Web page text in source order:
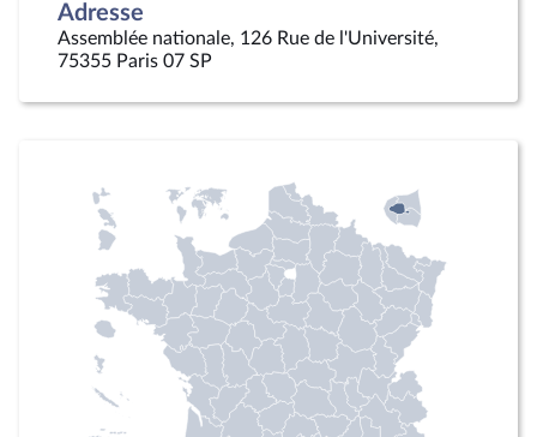
Adresse
Assemblée nationale, 126 Rue de l'Université,
75355 Paris 07 SP